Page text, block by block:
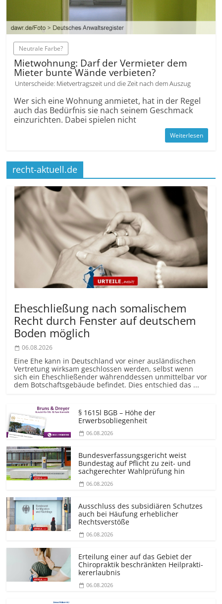
Neutrale Farbe?
Mietwohnung: Darf der Vermieter dem
Mieter bunte Wände verbieten?
Unterscheide: Mietvertragszeit und die Zeit nach dem Auszug
Wer sich eine Wohnung anmietet, hat in der Regel
auch das Bedürfnis sie nach seinem Geschmack
ein­zurichten. Dabei spielen nicht
Weiterlesen
recht-aktuell.de
Eheschließung nach somalischem
Recht durch Fenster auf deutschem
Boden möglich
06.08.2026
Eine Ehe kann in Deutschland vor einer ausländischen
Vertretung wirksam geschlossen werden, selbst wenn
sich ein Eheschließender währenddessen unmittelbar vor
dem Botschaftsgebäude befindet. Dies entschied das ...
§ 1615l BGB – Höhe der
Erwerbsobliegenheit
06.08.2026
Bundesver­fassungsgericht weist
Bundestag auf Pflicht zu zeit- und
sachgerechter Wahlprüfung hin
06.08.2026
Ausschluss des subsidiären Schutzes
auch bei Häufung erheblicher
Rechtsverstöße
06.08.2026
Erteilung einer auf das Gebiet der
Chiropraktik beschränkten Heilprakti­
kererlaubnis
06.08.2026